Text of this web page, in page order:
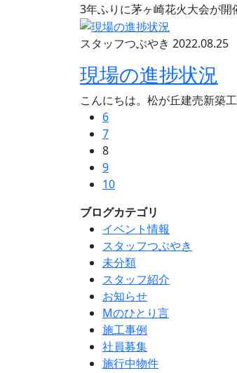
3年ふりに茅ヶ崎花火大会が
スタッフつぶやき 2022.08.25
現場の進捗状況
こんにちは。松が丘建売新築
6
7
8
9
10
ブログカテゴリ
イベント情報
スタッフつぶやき
未分類
スタッフ紹介
お知らせ
Mのひとり言
施工事例
社員募集
施行中物件